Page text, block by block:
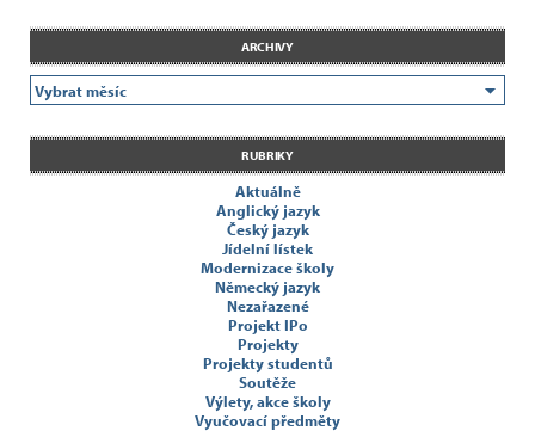
ARCHIVY
RUBRIKY
Aktuálně
Anglický jazyk
Český jazyk
Jídelní lístek
Modernizace školy
Německý jazyk
Nezařazené
Projekt IPo
Projekty
Projekty studentů
Soutěže
Výlety, akce školy
Vyučovací předměty